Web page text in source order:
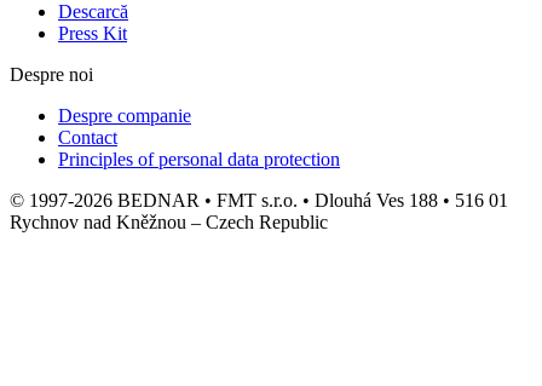
Descarcă
Press Kit
Despre noi
Despre companie
Contact
Principles of personal data protection
© 1997-2026 BEDNAR • FMT s.r.o. • Dlouhá Ves 188 • 516 01
Rychnov nad Kněžnou – Czech Republic